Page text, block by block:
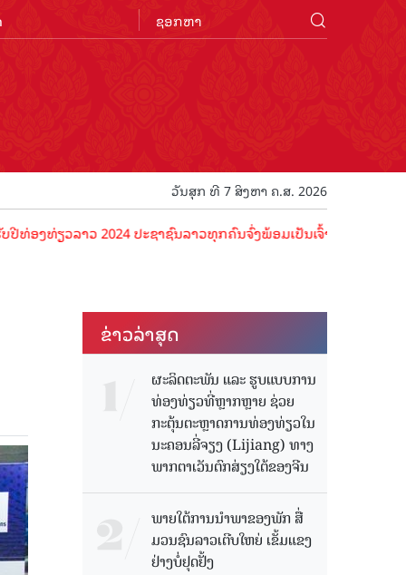
ວັນສຸກ ທີ 7 ສິງຫາ ຄ.ສ. 2026
ທ່ຽວລາວ 2024 ປະຊາຊົນລາວທຸກຄົນຈົ່ງພ້ອມເປັນເຈົ້າພາບທີ່ດີ ຕ້ອນຮັບ
ຂ່າວ​ລ່າ​ສຸດ
ຜະລິດຕະພັນ ແລະ ຮູບແບບການ
ທ່ອງທ່ຽວທີ່ຫຼາກຫຼາຍ ຊ່ວຍ
ກະຕຸ້ນຕະຫຼາດການທ່ອງທ່ຽວໃນ
ນະຄອນລີ່ຈຽງ (Lijiang) ທາງ
ພາກຕາເວັນຕົກສ່ຽງໃຕ້ຂອງຈີນ
ພາຍໃຕ້ການນໍາພາຂອງພັກ ສື່
ມວນຊົນລາວເຕີບໃຫຍ່ ເຂັ້ມແຂງ
ຢ່າງບໍ່ຢຸດຢັ້ງ